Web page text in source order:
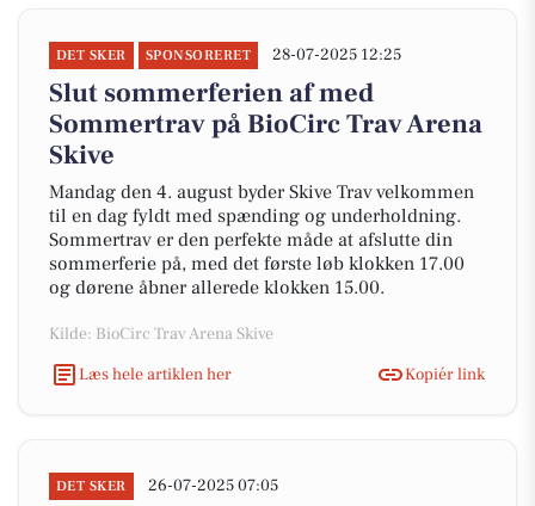
DET SKER SPONSORERET 28-07-2025 12:25
Slut sommerferien af med
Sommertrav på BioCirc Trav Arena
Skive
Mandag den 4. august byder Skive Trav velkommen
til en dag fyldt med spænding og underholdning.
Sommertrav er den perfekte måde at afslutte din
sommerferie på, med det første løb klokken 17.00
og dørene åbner allerede klokken 15.00.
Kilde: BioCirc Trav Arena Skive
Læs hele artiklen her
Kopiér link
DET SKER 26-07-2025 07:05